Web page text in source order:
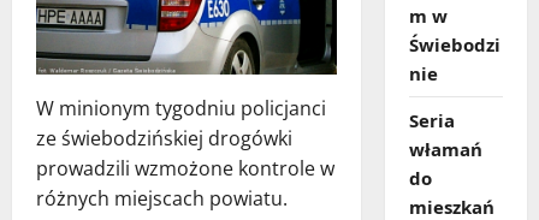
W minionym tygodniu policjanci
ze świebodzińskiej drogówki
prowadzili wzmożone kontrole w
różnych miejscach powiatu.
m w
Świebodzi
nie
Seria
włamań
do
mieszkań